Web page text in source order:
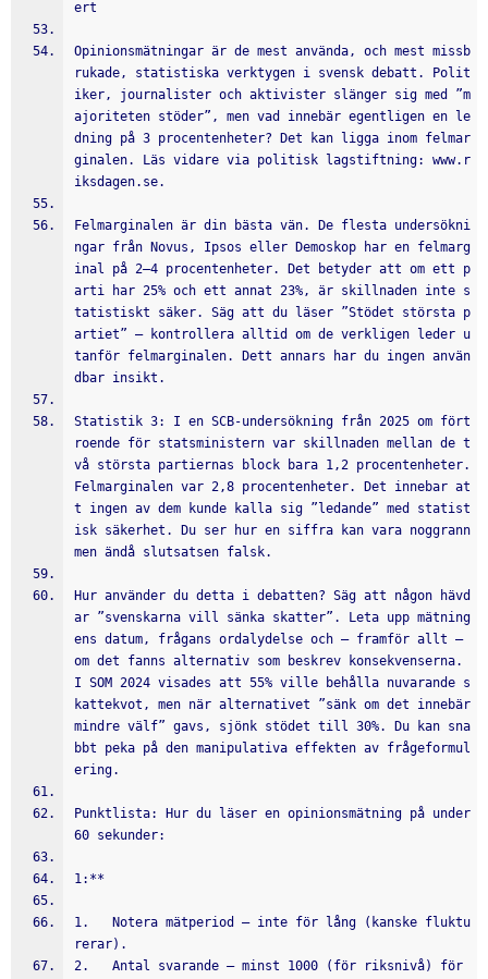
ert
Opinionsmätningar är de mest använda, och mest missb
rukade, statistiska verktygen i svensk debatt. Polit
iker, journalister och aktivister slänger sig med ”m
ajoriteten stöder”, men vad innebär egentligen en le
dning på 3 procentenheter? Det kan ligga inom felmar
ginalen. Läs vidare via politisk lagstiftning: www.r
iksdagen.se.
Felmarginalen är din bästa vän. De flesta undersökni
ngar från Novus, Ipsos eller Demoskop har en felmarg
inal på 2–4 procentenheter. Det betyder att om ett p
arti har 25% och ett annat 23%, är skillnaden inte s
tatistiskt säker. Säg att du läser ”Stödet största p
artiet” – kontrollera alltid om de verkligen leder u
tanför felmarginalen. Dett annars har du ingen använ
dbar insikt.
Statistik 3: I en SCB-undersökning från 2025 om fört
roende för statsministern var skillnaden mellan de t
vå största partiernas block bara 1,2 procentenheter.
Felmarginalen var 2,8 procentenheter. Det innebar at
t ingen av dem kunde kalla sig ”ledande” med statist
isk säkerhet. Du ser hur en siffra kan vara noggrann
men ändå slutsatsen falsk.
Hur använder du detta i debatten? Säg att någon hävd
ar ”svenskarna vill sänka skatter”. Leta upp mätning
ens datum, frågans ordalydelse och – framför allt –
om det fanns alternativ som beskrev konsekvenserna.
I SOM 2024 visades att 55% ville behålla nuvarande s
kattekvot, men när alternativet ”sänk om det innebär
mindre välf” gavs, sjönk stödet till 30%. Du kan sna
bbt peka på den manipulativa effekten av frågeformul
ering.
Punktlista: Hur du läser en opinionsmätning på under
60 sekunder:
1:**
1.   Notera mätperiod – inte för lång (kanske fluktu
rerar).
2.   Antal svarande – minst 1000 (för riksnivå) för